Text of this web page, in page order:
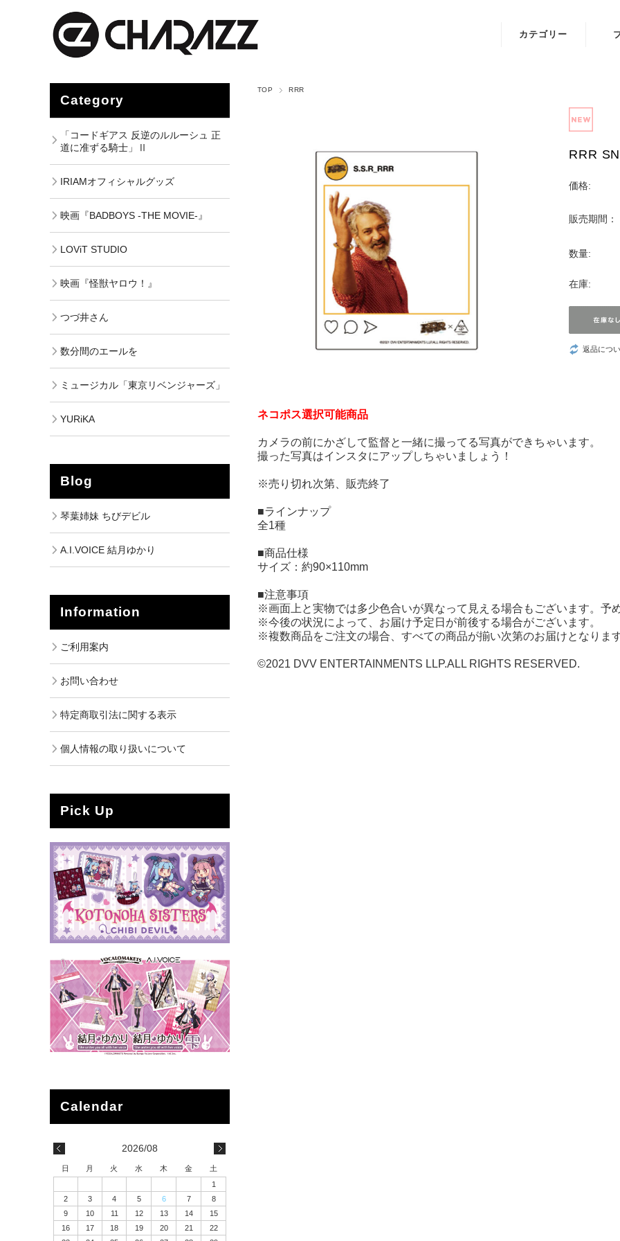
カテゴリー
『BADBOYS -
THE MOVIE-』
ミュージカル
Anniversary
映画『怪獣ヤロ
TOP RRR
RRR
価格:
販売期間：
数量:
在庫:
返品につ
ネコポス選択可能商品
カメラの前にかざして監督と一緒に撮ってる写真ができちゃいます。
撮った写真はインスタにアップしちゃいましょう！
※売り切れ次第、販売終了
■ラインナップ
全1種
■商品仕様
サイズ：約90×110mm
■注意事項
※画面上と実物では多少色合いが異なって見える場合もございます。予
※今後の状況によって、お届け予定日が前後する場合がございます。
※複数商品をご注文の場合、すべての商品が揃い次第のお届けとなりま
©2021 DVV ENTERTAINMENTS LLP.ALL RIGHTS RESERVED.
Category
「コードギアス 反逆のルルーシュ 正
道に准ずる騎士」Ⅱ
IRIAMオフィシャルグッズ
映画『BADBOYS -THE MOVIE-』
LOViT STUDIO
映画『怪獣ヤロウ！』
つづ井さん
数分間のエールを
ミュージカル「東京リベンジャーズ」
YURiKA
Blog
琴葉姉妹 ちびデビル
A.I.VOICE 結月ゆかり
Information
ご利用案内
お問い合わせ
特定商取引法に関する表示
個人情報の取り扱いについて
Pick Up
2026/08
日 月 火 水 木 金
土
1
2
3 4 5 6 7
8
9
10 11 12 13 14
15
16
17 18 19 20 21
22